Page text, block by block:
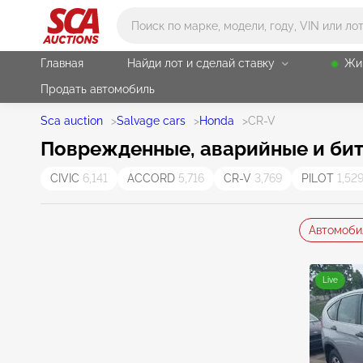
Главная Найди лот и сделай ставку
Продать автомобиль
Sca auction >Salvage cars >Honda >CR-V
Поврежденные, аварийные и
CIVIC 6,141 ACCORD 5,716 CR-V 3,769 PILOT 1,529
Live